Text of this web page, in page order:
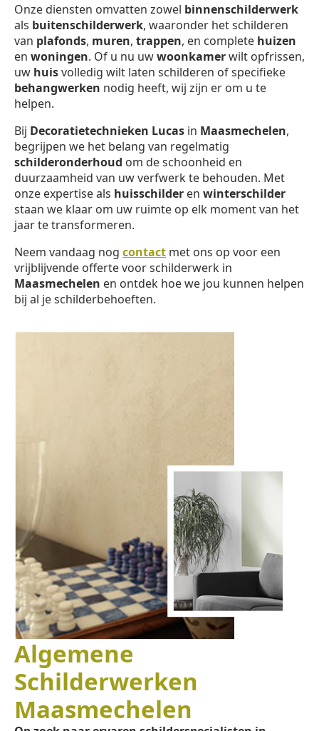
Onze diensten omvatten zowel binnenschilderwerk
als buitenschilderwerk, waaronder het schilderen
van plafonds, muren, trappen, en complete huizen
en woningen. Of u nu uwwoonkamerwilt opfrissen,
uw huisvolledig wilt laten schilderen of specifieke
behangwerken nodig heeft, wij zijn er om u te
helpen.
Bij Decoratietechnieken Lucas in Maasmechelen,
begrijpen we het belang van regelmatig
schilderonderhoud om de schoonheid en
duurzaamheid van uw verfwerk te behouden. Met
onze expertise als huisschilder en winterschilder
staan we klaar om uw ruimte op elk moment van het
jaar te transformeren.
Neem vandaag nog contact met ons op voor een
vrijblijvende offerte voor schilderwerk in
Maasmechelen en ontdek hoe we jou kunnen helpen
bij al je schilderbehoeften.
Algemene
Schilderwerken
Maasmechelen